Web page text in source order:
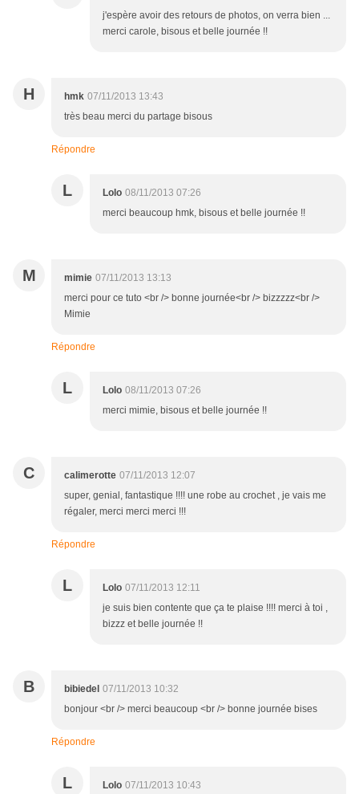
j'espère avoir des retours de photos, on verra bien ...
merci carole, bisous et belle journée !!
H hmk 07/11/2013 13:43
très beau merci du partage bisous
Répondre
L Lolo 08/11/2013 07:26
merci beaucoup hmk, bisous et belle journée !!
M mimie 07/11/2013 13:13
merci pour ce tuto <br /> bonne journée<br /> bizzzzz<br />
Mimie
Répondre
L Lolo 08/11/2013 07:26
merci mimie, bisous et belle journée !!
C calimerotte 07/11/2013 12:07
super, genial, fantastique !!!! une robe au crochet , je vais me
régaler, merci merci merci !!!
Répondre
L Lolo 07/11/2013 12:11
je suis bien contente que ça te plaise !!!! merci à toi ,
bizzz et belle journée !!
B bibiedel 07/11/2013 10:32
bonjour <br /> merci beaucoup <br /> bonne journée bises
Répondre
L Lolo 07/11/2013 10:43